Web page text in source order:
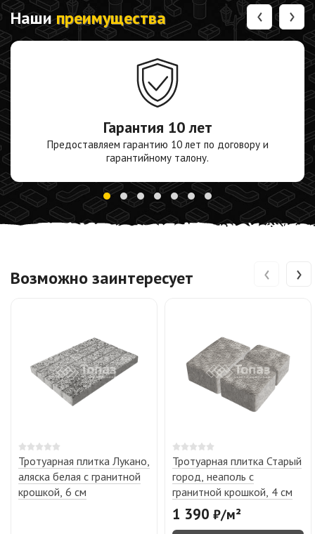
Нашипреимущества
Гарантия 10 лет
Предоставляем гарантию 10 лет по договору и
гарантийному талону.
‹ ›
Возможно заинтересует
Тротуарная плитка Лукано,
аляска белая с гранитной
крошкой, 6 см
Тротуарная плитка Старый
город, неаполь с
гранитной крошкой, 4 см
1 390 ₽/м²
‹ ›